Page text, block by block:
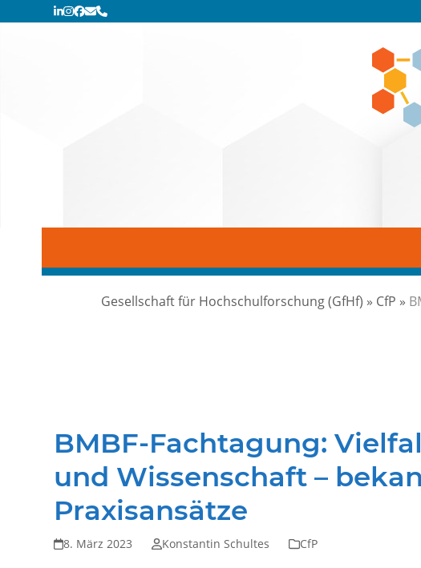
to
LinkedIn
Instagram
Facebook
E-
Mail
Telefon
Gesellschaft für Hochschulforschung (GfHf) » CfP »
BMBF-Fachtagung:
und Wissenschaft –
Praxisansätze
8. März 2023 Konstantin Schultes CfP